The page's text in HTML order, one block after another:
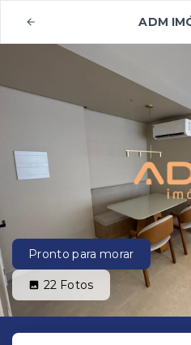
ADM
Pronto para morar
22 Fotos